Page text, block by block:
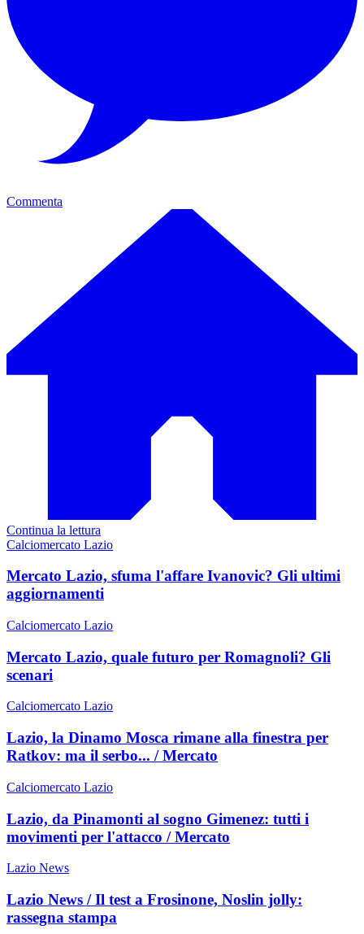
Commenta
Continua la lettura
Calciomercato Lazio
Mercato Lazio, sfuma l'affare Ivanovic? Gli ultimi
aggiornamenti
Calciomercato Lazio
Mercato Lazio, quale futuro per Romagnoli? Gli
scenari
Calciomercato Lazio
Lazio, la Dinamo Mosca rimane alla finestra per
Ratkov: ma il serbo... / Mercato
Calciomercato Lazio
Lazio, da Pinamonti al sogno Gimenez: tutti i
movimenti per l'attacco / Mercato
Lazio News
Lazio News / Il test a Frosinone, Noslin jolly:
rassegna stampa